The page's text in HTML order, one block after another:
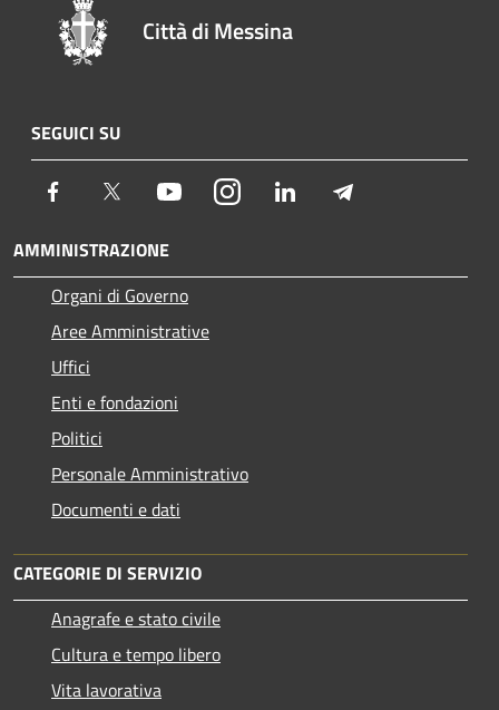
Città di Messina
SEGUICI SU
Facebook Twitter YoutubeInstagram LinkedIn
AMMINISTRAZIONE
Organi di Governo
Aree Amministrative
Uffici
Enti e fondazioni
Politici
Personale Amministrativo
Documenti e dati
CATEGORIE DI SERVIZIO
Anagrafe e stato civile
Cultura e tempo libero
Vita lavorativa